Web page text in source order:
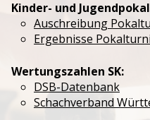
Kinder- und
Auschreibung
Ergebnisse
Wertungszahlen SK:
DSB-Datenbank
Schachverband